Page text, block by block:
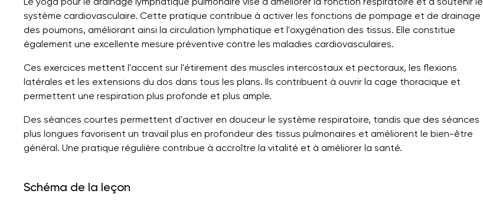
système cardiovasculaire. Cette pratique contribue à activer les fonctions de pompage et de drainage
des poumons, améliorant ainsi la circulation lymphatique et l'oxygénation des tissus. Elle constitue
également une excellente mesure préventive contre les maladies cardiovasculaires.
Ces exercices mettent l'accent sur l'étirement des muscles intercostaux et pectoraux, les flexions
latérales et les extensions du dos dans tous les plans. Ils contribuent à ouvrir la cage thoracique et
permettent une respiration plus profonde et plus ample.
Des séances courtes permettent d'activer en douceur le système respiratoire, tandis que des séances
plus longues favorisent un travail plus en profondeur des tissus pulmonaires et améliorent le bien-être
général. Une pratique régulière contribue à accroître la vitalité et à améliorer la santé.
Schéma de la leçon